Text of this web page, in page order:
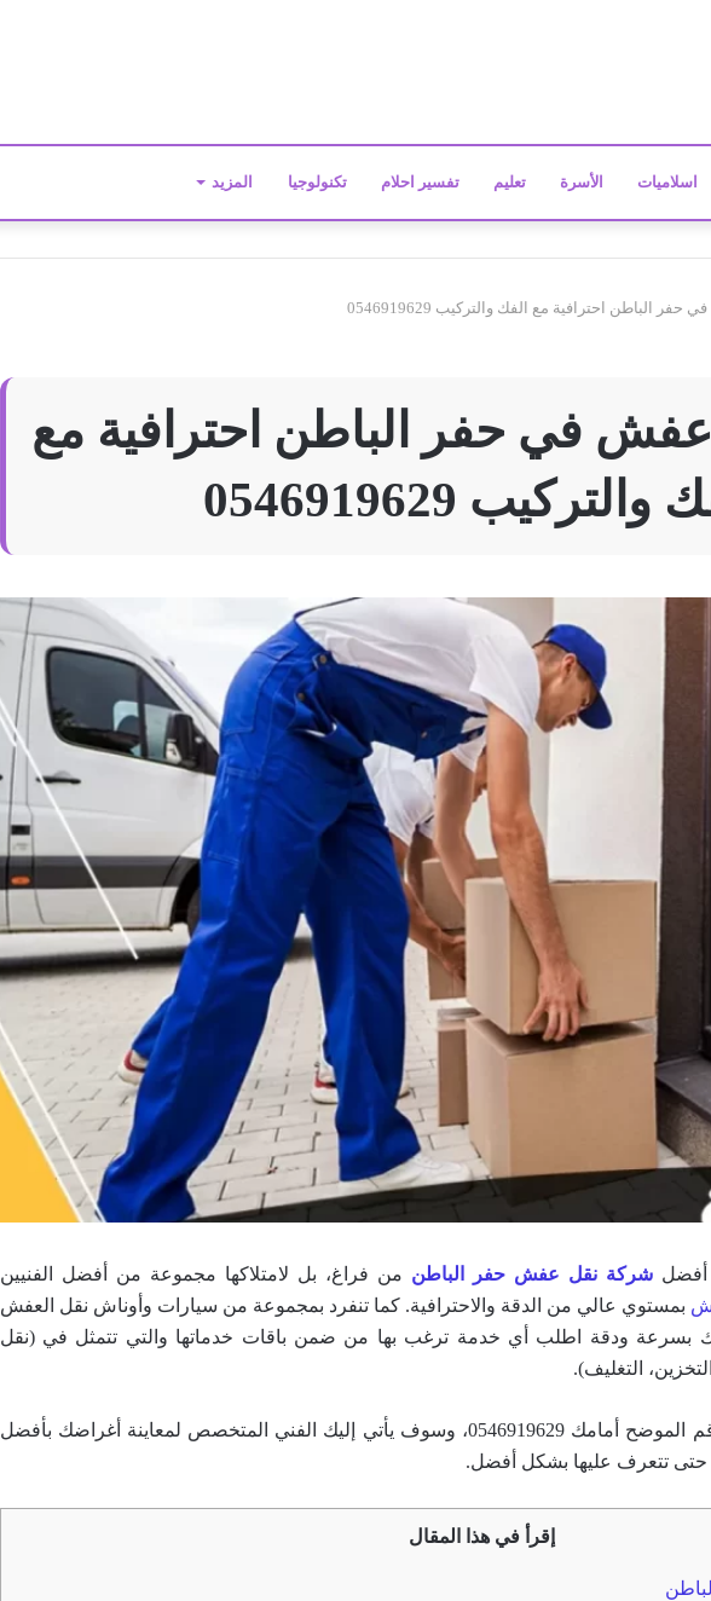
اسلاميات الأسرة تعليم تفسير احلام تكنولوجيا المزيد
الباطن احترافية مع الفك والتركيب 0546919629
في حفر الباطن احترافية مع
والتركيب 0546919629
أفضلشركة نقل عفش حفر الباطن من فراغ، بل لامتلاكها مجموعة من أفضل الفنيين
بمستوي عالي من الدقة والاحترافية. كما تنفرد بمجموعة من سيارات وأوناش نقل العفش
بسرعة ودقة اطلب أي خدمة ترغب بها من ضمن باقات خدماتها والتي تتمثل في (نقل
التغليف).
تواصل مع الشركة الآن على الرقم الموضح أمامك 0546919629، وسوف يأتي إليك الفني المتخصص لمعاينة أغراضك بأفضل
حتى تتعرف عليها بشكل أفضل.
إقرأ في هذا المقال